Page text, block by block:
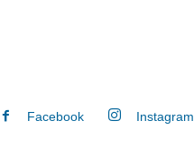
Facebook Instagram